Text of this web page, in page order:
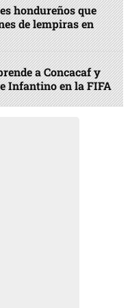
hondureños que
de lempiras en
a Concacaf y
Infantino en la FIFA